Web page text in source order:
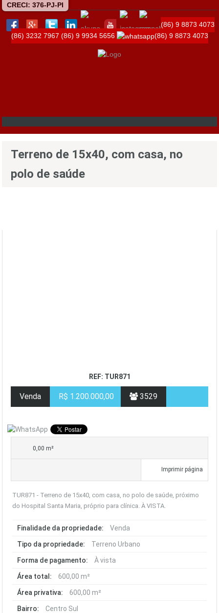
CRECI: 376-PJ-PI
(86) 9 8873 4073
(86) 3232 7967 (86) 9 9934 5656 (86) 9 8873 4073
Terreno de 15x40, com casa, no
polo de saúde
REF: TUR871
Venda R$ 1.200.000,00 3529
0,00 m²
Imprimir página
TUR871 - Terreno de 15x40, com casa, no polo de saúde, próximo
do Hospital Santa Maria, próprio para clínica. À VISTA.
Finalidade da propriedade: Venda
Tipo da propriedade: Terreno Urbano
Forma de pagamento: À vista
Área total: 600,00 m²
Área privativa: 600,00 m²
Bairro: Centro Sul